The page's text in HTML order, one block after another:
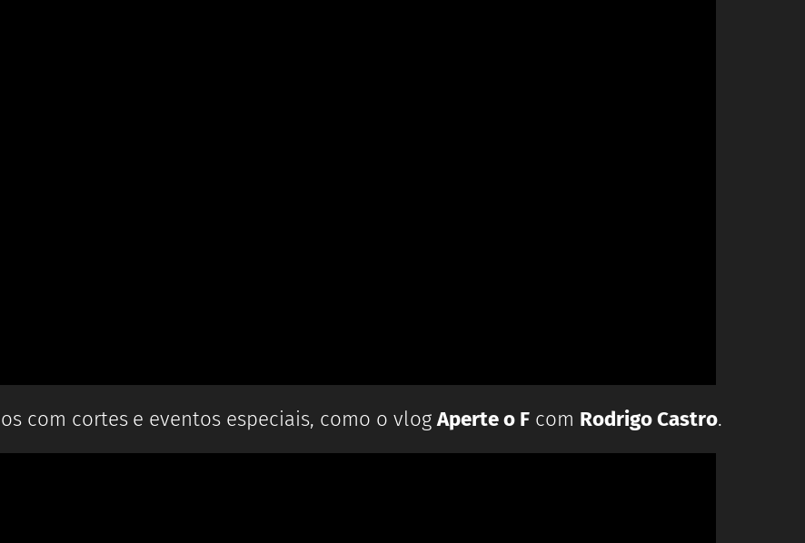
com cortes e eventos especiais, como o vlogAperte o F com Rodrigo Castro.